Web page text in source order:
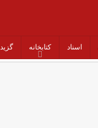
اسناد کتابخانه